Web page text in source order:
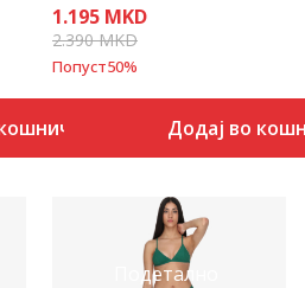
1.195 MKD
2.390MKD
Попуст50%
Додај во
Подетално